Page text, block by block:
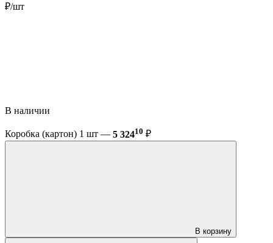
₽/шт
В наличии
Коробка (картон) 1 шт — 5 32410 ₽
В корзину